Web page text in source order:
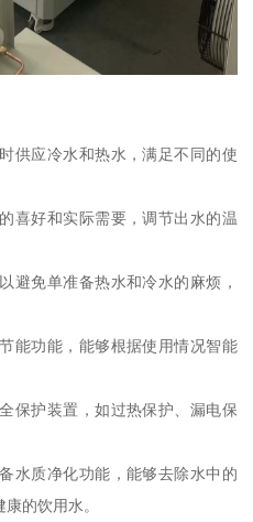
供应冷水和热水，满足不同的使
喜好和实际需要，调节出水的温
避免单准备热水和冷水的麻烦，
能功能，能够根据使用情况智能
保护装置，如过热保护、漏电保
水质净化功能，能够去除水中的
的饮用水。